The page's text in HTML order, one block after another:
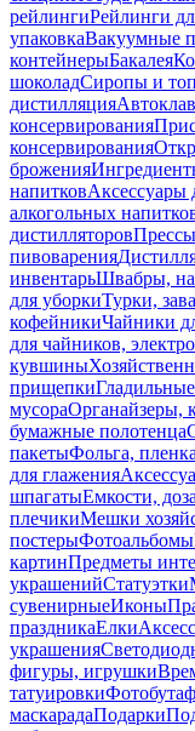
рейлингиРейлинги
упаковкаВакуумные
контейнерыБакалея
шоколадСиропы и
дистилляция
консервирования
консервирования
брожения
напитковАксессуары
алкогольных
дистилляторов
пивоварения
инвентарьШвабры,
для уборкиТурки,
кофейникиЧайники
для чайников,
кувшины
прищепки
мусораОрганайзеры,
бумажные полотенца
пакетыФольга,
для глажения
шпагатыЕмкости,
плечикиМешки
постерыФотоальбомы
картинПредметы
украшенийСтатуэтки
сувенирныеИконы
праздникаЕлки
украшения
фигуры, игрушки
татуировки
маскарадаПодарки